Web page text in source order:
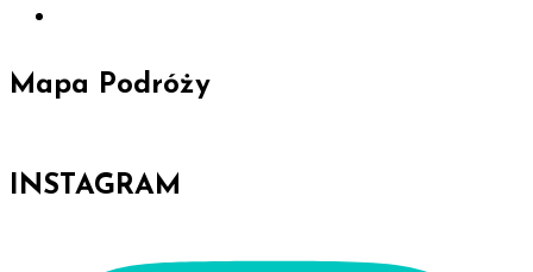
Mapa Podróży
INSTAGRAM